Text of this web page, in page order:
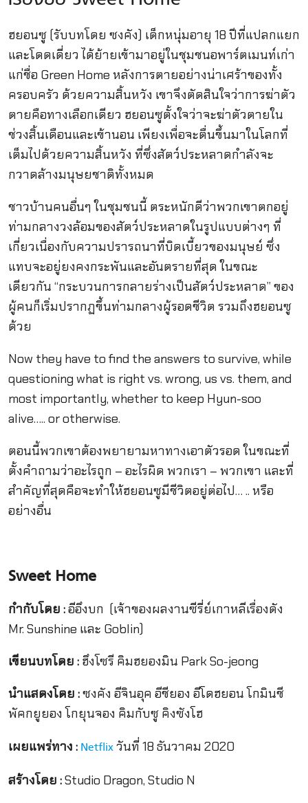
ฮยอนซู (รับบทโดย ซงคัง) เด็กหนุ่มอายุ 18 ปีที่แปลกแยก
และโดดเดี่ยว ได้ย้ายเข้ามาอยู่ในชุมชนอพาร์ตเมนท์เก่า
แก่ชื่อ Green Home หลังการตายอย่างน่าเศร้าของทั้ง
ครอบครัว ด้วยความสิ้นหวัง เขาจึงตัดสินใจว่าการฆ่าตัว
ตายคือทางเลือกเดียว ฮยอนซูตั้งใจว่าจะฆ่าตัวตายใน
ช่วงสิ้นเดือนและเข้านอน เพียงเพื่อจะตื่นขึ้นมาในโลกที่
เต็มไปด้วยความสิ้นหวัง ที่ซึ่งสัตว์ประหลาดกำลังจะ
กวาดล้างมนุษยชาติทั้งหมด
ชาวบ้านคนอื่นๆ ในชุมชนนี้ ตระหนักดีว่าพวกเขาตกอยู่
ท่ามกลางวงล้อมของสัตว์ประหลาดในรูปแบบต่างๆ ที่
เกี่ยวเนื่องกับความปรารถนาที่บิดเบี้ยวของมนุษย์ ซึ่ง
แทบจะอยู่ยงคงกระพันและอันตรายที่สุด ในขณะ
เดียวกัน “กระบวนการกลายร่างเป็นสัตว์ประหลาด” ของ
ผู้คนก็เริ่มปรากฏขึ้นท่ามกลางผู้รอดชีวิต รวมถึงฮยอนซู
ด้วย
Now they have to find the answers to survive, while
questioning what is right vs. wrong, us vs. them, and
most importantly, whether to keep Hyun-soo
alive….. or otherwise.
ตอนนี้พวกเขาต้องพยายามหาทางเอาตัวรอด ในขณะที่
ตั้งคำถามว่าอะไรถูก – อะไรผิด พวกเรา – พวกเขา และที่
สำคัญที่สุดคือจะทำให้ฮยอนซูมีชีวิตอยู่ต่อไป… .. หรือ
อย่างอื่น
Sweet Home
กำกับโดย :อีอึงบก (เจ้าของผลงานซีรี่ย์เกาหลีเรื่องดัง
Mr. Sunshine และ Goblin)
เขียนบทโดย :ฮึงโซรี คิมฮยองมิน Park So-jeong
นำแสดงโดย :ซงคัง อีจินอุค อีชียอง อีโดฮยอน โกมินชี
พัคกยูยอง โกยุนจอง คิมกับซู คิงซังโฮ
เผยแพร่ทาง : Netflixวันที่ 18 ธันวาคม 2020
สร้างโดย :Studio Dragon, Studio N